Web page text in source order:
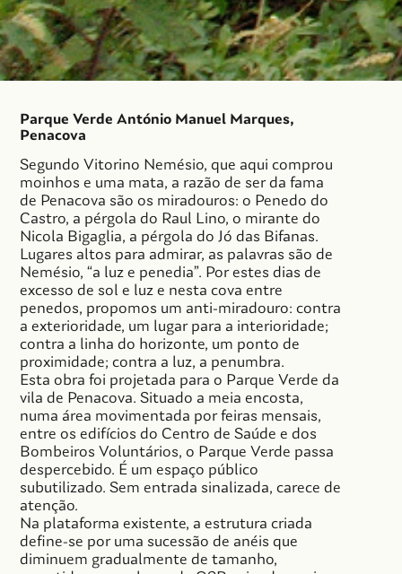
Parque Verde António Manuel Marques,
Penacova
Segundo Vitorino Nemésio, que aqui comprou
moinhos e uma mata, a razão de ser da fama
de Penacova são os miradouros: o Penedo do
Castro, a pérgola do Raul Lino, o mirante do
Nicola Bigaglia, a pérgola do Jó das Bifanas.
Lugares altos para admirar, as palavras são de
Nemésio, “a luz e penedia”. Por estes dias de
excesso de sol e luz e nesta cova entre
penedos, propomos um anti-miradouro: contra
a exterioridade, um lugar para a interioridade;
contra a linha do horizonte, um ponto de
proximidade; contra a luz, a penumbra.
Esta obra foi projetada para o Parque Verde da
vila de Penacova. Situado a meia encosta,
numa área movimentada por feiras mensais,
entre os edifícios do Centro de Saúde e dos
Bombeiros Voluntários, o Parque Verde passa
despercebido. É um espaço público
subutilizado. Sem entrada sinalizada, carece de
atenção.
Na plataforma existente, a estrutura criada
define-se por uma sucessão de anéis que
diminuem gradualmente de tamanho,